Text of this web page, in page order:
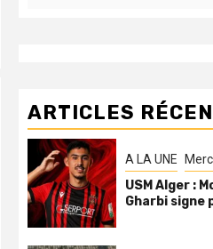
ARTICLES
A LA UNE
USM Alger :
Gharbi signe